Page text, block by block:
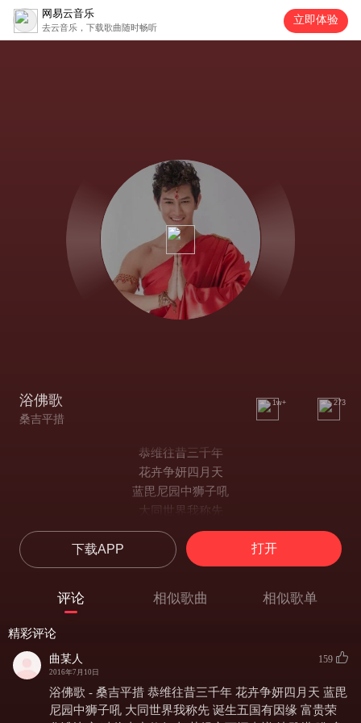
网易云音乐
去云音乐，下载歌曲随时畅听
立即体验
浴佛歌
桑吉平措
1w+ 273
恭维往昔三千年
花卉争妍四月天
蓝毘尼园中狮子吼
大同世界我称先
诞生五国有因缘
富贵荣华谁比肩
独往山中修行去
达雅塔 嗡 牟尼 牟尼 摩诃 牟尼耶 娑诃
达雅塔 嗡 牟尼 牟尼 摩诃 牟尼耶 娑诃
达雅塔 嗡 牟尼 牟尼 摩诃 牟尼耶 娑诃
达雅塔 嗡 牟尼 牟尼 摩诃 牟尼耶 娑诃
下载APP 打开
评论 相似歌曲 相似歌单
精彩评论
曲某人
2016年7月10日
159
浴佛歌 - 桑吉平措 恭维往昔三千年 花卉争妍四月天 蓝毘
尼园中狮子吼 大同世界我称先 诞生五国有因缘 富贵荣